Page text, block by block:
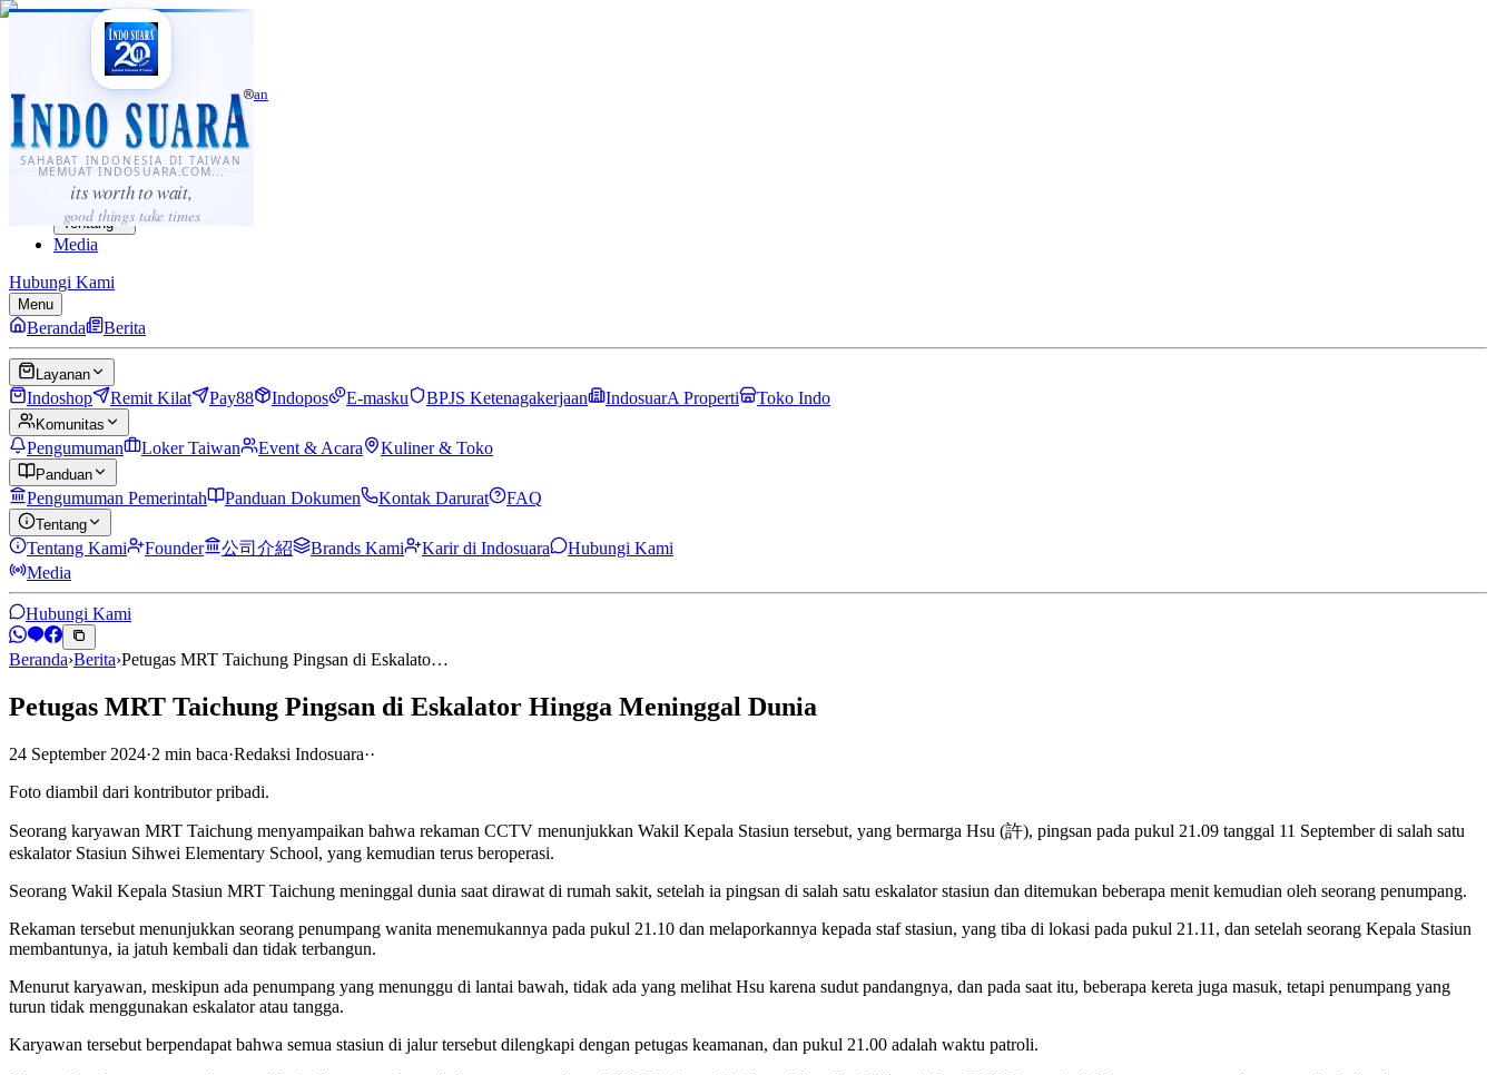
SAHABAT INDONESIA DI TAIWAN
MEMUAT INDOSUARA.COM...
its worth to wait,
good things take times
·...
⌘K
Sahabat Indonesia di Taiwan
Berita
Layanan
Komunitas
Panduan
Tentang
Media
Hubungi Kami
Menu
Beranda Berita
Layanan
Indoshop Remit Kilat Pay88 Indopos E-masku BPJS Ketenagakerjaan IndosuarA Properti Toko Indo
Komunitas
Pengumuman Loker Taiwan Event & Acara Kuliner & Toko
Panduan
Pengumuman Pemerintah Panduan Dokumen Kontak Darurat FAQ
Tentang
Tentang Kami Founder 公司介紹 Brands Kami Karir di Indosuara
Hubungi Kami
Media
Hubungi Kami
Beranda›Berita›Petugas MRT Taichung Pingsan di Eskalato…
Petugas MRT Taichung Pingsan di Eskalator Hingga Meninggal Dunia
24 September 2024·2 min baca·Redaksi Indosuara··
Foto diambil dari kontributor pribadi.
Seorang karyawan MRT Taichung menyampaikan bahwa rekaman CCTV menunjukkan Wakil Kepala Stasiun tersebut, yang bermarga Hsu (許), pingsan pada pukul 21.09 tanggal 11 September di salah satu
eskalator Stasiun Sihwei Elementary School, yang kemudian terus beroperasi.
Seorang Wakil Kepala Stasiun MRT Taichung meninggal dunia saat dirawat di rumah sakit, setelah ia pingsan di salah satu eskalator stasiun dan ditemukan beberapa menit kemudian oleh seorang penumpang.
Rekaman tersebut menunjukkan seorang penumpang wanita menemukannya pada pukul 21.10 dan melaporkannya kepada staf stasiun, yang tiba di lokasi pada pukul 21.11, dan setelah seorang Kepala Stasiun
membantunya, ia jatuh kembali dan tidak terbangun.
Menurut karyawan, meskipun ada penumpang yang menunggu di lantai bawah, tidak ada yang melihat Hsu karena sudut pandangnya, dan pada saat itu, beberapa kereta juga masuk, tetapi penumpang yang
turun tidak menggunakan eskalator atau tangga.
Karyawan tersebut berpendapat bahwa semua stasiun di jalur tersebut dilengkapi dengan petugas keamanan, dan pukul 21.00 adalah waktu patroli.